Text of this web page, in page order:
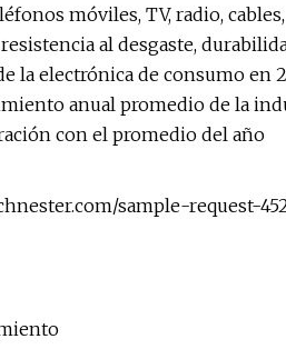
móviles, TV, radio, cables,
al desgaste,
la electrónica de consumo en
anual promedio de la
con el promedio del año
sample-request-